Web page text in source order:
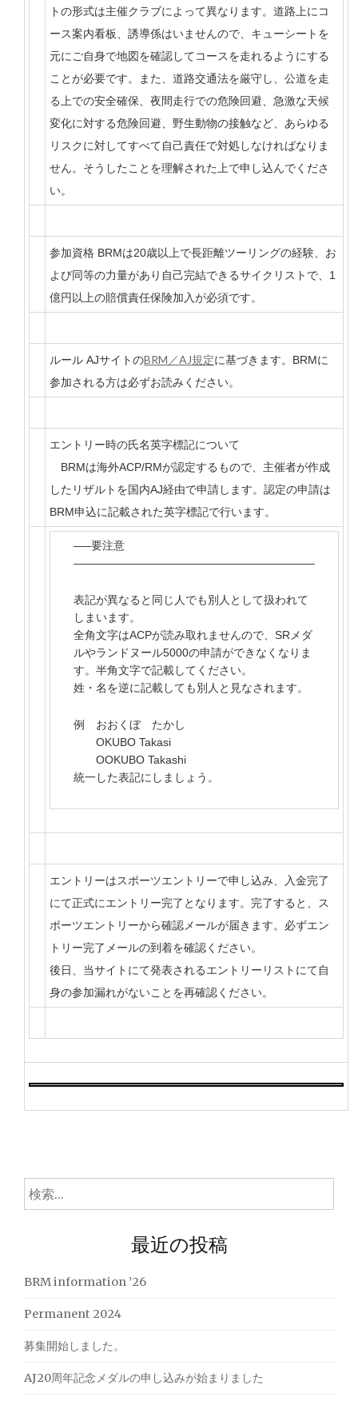
トの形式は主催クラブによって異なります。道路上にコ
ース案内看板、誘導係はいませんので、キューシートを
元にご自身で地図を確認してコースを走れるようにする
ことが必要です。また、道路交通法を厳守し、公道を走
る上での安全確保、夜間走行での危険回避、急激な天候
変化に対する危険回避、野生動物の接触など、あらゆる
リスクに対してすべて自己責任で対処しなければなりま
せん。そうしたことを理解された上で申し込んでくださ
い。
参加資格 BRMは20歳以上で長距離ツーリングの経験、お
よび同等の力量があり自己完結できるサイクリストで、1
億円以上の賠償責任保険加入が必須です。
ルール AJサイトのBRM／AJ規定に基づきます。BRMに
参加される方は必ずお読みください。
エントリー時の氏名英字標記について
BRMは海外ACP/RMが認定するもので、主催者が作成
したリザルトを国内AJ経由で申請します。認定の申請は
BRM申込に記載された英字標記で行います。
—–要注意
—————————————————————–
表記が異なると同じ人でも別人として扱われて
しまいます。
全角文字はACPが読み取れませんので、SRメダ
ルやランドヌール5000の申請ができなくなりま
す。 半角文字で記載してください。
姓・名を逆に記載しても別人と見なされます。
例 おおくぼ たかし
OKUBO Takasi
OOKUBO Takashi
統一した表記にしましょう。
エントリーはスポーツエントリーで申し込み、入金完了
にて正式にエントリー完了となります。完了すると、ス
ポーツエントリーから確認メールが届きます。必ずエン
トリー完了メールの到着を確認ください。
後日、当サイトにて発表されるエントリーリストにて自
身の参加漏れがないことを再確認ください。
検
索:
最近の投稿
BRM information ’26
Permanent 2024
募集開始しました。
AJ20周年記念メダルの申し込みが始まりました